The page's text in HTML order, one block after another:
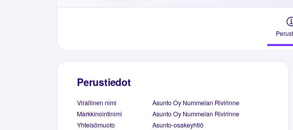
Perustiedot
Virallinen nimi
Asunto Oy Nummelan Rivirinne
Markkinointinimi
Asunto Oy Nummelan Rivirinne
Yhteisömuoto
Asunto-osakeyhtiö